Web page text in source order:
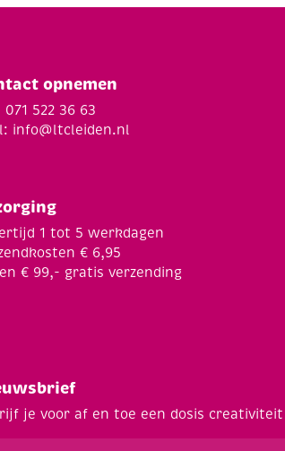
opnemen
071 522 36 63
info@ltcleiden.nl
1 tot 5 werkdagen
€ 6,95
€ 99,- gratis verzending
je voor af en toe een dosis